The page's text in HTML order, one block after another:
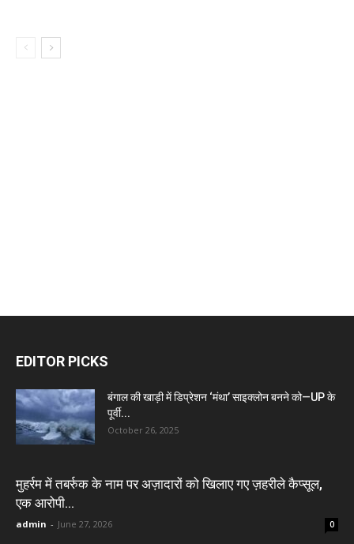
EDITOR PICKS
बंगाल की खाड़ी में डिप्रेशन ‘मंथा’ साइक्लोन बनने को—UP के
पूर्वी...
October 26, 2025
मुहर्रम में तबर्रुक के नाम पर अज़ादारों को खिलाए गए ज़हरीले कैप्सूल,
एक आरोपी...
admin - June 27, 2026 0